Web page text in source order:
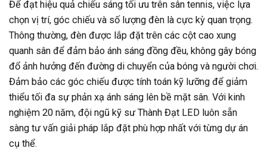
Để đạt hiệu quả chiếu sáng tối ưu trên sân tennis, việc lựa
chọn vị trí, góc chiếu và số lượng đèn là cực kỳ quan trọng.
Thông thường, đèn được lắp đặt trên các cột cao xung
quanh sân để đảm bảo ánh sáng đồng đều, không gây bóng
đổ ảnh hưởng đến đường di chuyển của bóng và người chơi.
Đảm bảo các góc chiếu được tính toán kỹ lưỡng để giảm
thiểu tối đa sự phản xạ ánh sáng lên bề mặt sân. Với kinh
nghiệm 20 năm, đội ngũ kỹ sư Thành Đạt LED luôn sẵn
sàng tư vấn giải pháp lắp đặt phù hợp nhất với từng dự án
cụ thể.